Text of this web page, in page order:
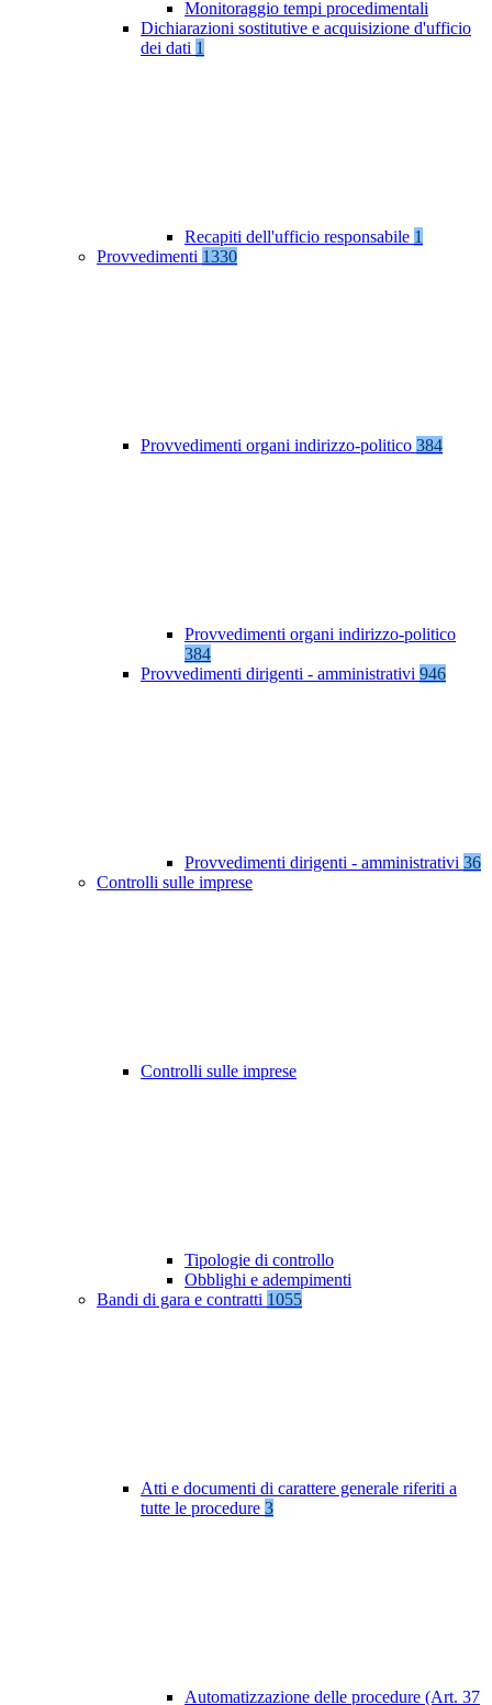
Monitoraggio tempi procedimentali
Dichiarazioni sostitutive e acquisizione d'ufficio
dei dati 1
Recapiti dell'ufficio responsabile 1
Provvedimenti 1330
Provvedimenti organi indirizzo-politico 384
Provvedimenti organi indirizzo-politico
384
Provvedimenti dirigenti - amministrativi 946
Provvedimenti dirigenti - amministrativi 36
Controlli sulle imprese
Controlli sulle imprese
Tipologie di controllo
Obblighi e adempimenti
Bandi di gara e contratti 1055
Atti e documenti di carattere generale riferiti a
tutte le procedure 3
Automatizzazione delle procedure (Art. 37